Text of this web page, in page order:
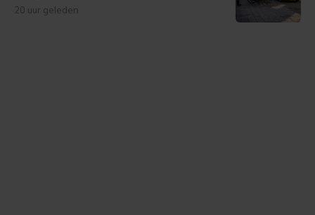
20 uur geleden